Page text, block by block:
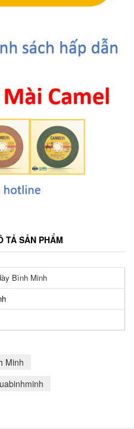
TẢ SẢN PHẨM
Bình Minh
Minh